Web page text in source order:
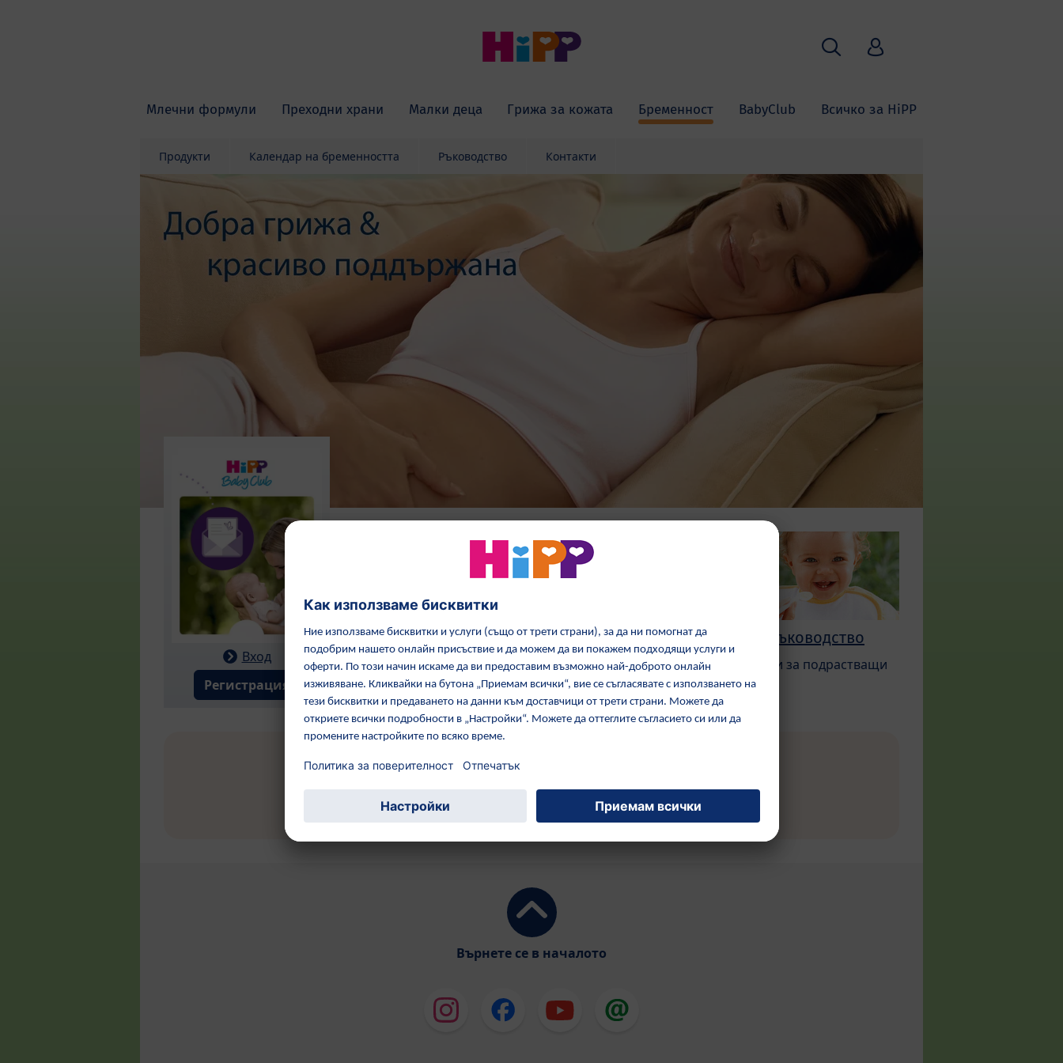
Млечни формули Преходни храни Малки деца Грижа за кожата Бременност BabyClub Всичко за HiPP
ТърсенеHiPP Babyclub
Продукти Календар на бременността Ръководство Контакти
Вход
Регистрация
Бременна и красива!
Масаж за бременни
Грижа за кожата
Красиво бременна
Ръководство
Храни за подрастващи
Често кликвани:
Върнете се в началото